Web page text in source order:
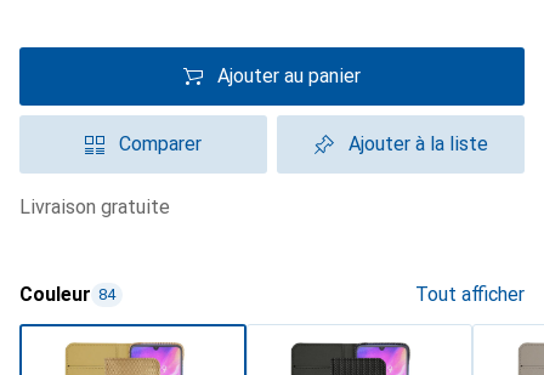
Ajouter au panier
Comparer Ajouter à la liste
livraison gratuite
Couleur 84 Tout afficher